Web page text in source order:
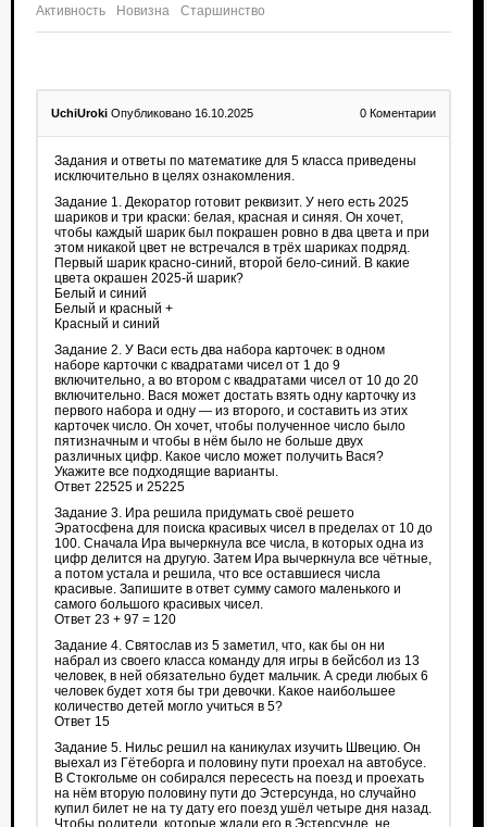
Активность Новизна Старшинство
UchiUroki Опубликовано 16.10.2025 0 Коментарии
Задания и ответы по математике для 5 класса приведены
исключительно в целях ознакомления.
Задание 1. Декоратор готовит реквизит. У него есть 2025
шариков и три краски: белая, красная и синяя. Он хочет,
чтобы каждый шарик был покрашен ровно в два цвета и при
этом никакой цвет не встречался в трёх шариках подряд.
Первый шарик красно‑синий, второй бело-синий. В какие
цвета окрашен 2025-й шарик?
Белый и синий
Белый и красный +
Красный и синий
Задание 2. У Васи есть два набора карточек: в одном
наборе карточки с квадратами чисел от 1 до 9
включительно, а во втором с квадратами чисел от 10 до 20
включительно. Вася может достать взять одну карточку из
первого набора и одну — из второго, и составить из этих
карточек число. Он хочет, чтобы полученное число было
пятизначным и чтобы в нём было не больше двух
различных цифр. Какое число может получить Вася?
Укажите все подходящие варианты.
Ответ 22525 и 25225
Задание 3. Ира решила придумать своё решето
Эратосфена для поиска красивых чисел в пределах от 10 до
100. Сначала Ира вычеркнула все числа, в которых одна из
цифр делится на другую. Затем Ира вычеркнула все чётные,
а потом устала и решила, что все оставшиеся числа
красивые. Запишите в ответ сумму самого маленького и
самого большого красивых чисел.
Ответ 23 + 97 = 120
Задание 4. Святослав из 5 заметил, что, как бы он ни
набрал из своего класса команду для игры в бейсбол из 13
человек, в ней обязательно будет мальчик. А среди любых 6
человек будет хотя бы три девочки. Какое наибольшее
количество детей могло учиться в 5?
Ответ 15
Задание 5. Нильс решил на каникулах изучить Швецию. Он
выехал из Гётеборга и половину пути проехал на автобусе.
В Стокгольме он собирался пересесть на поезд и проехать
на нём вторую половину пути до Эстерсунда, но случайно
купил билет не на ту дату его поезд ушёл четыре дня назад.